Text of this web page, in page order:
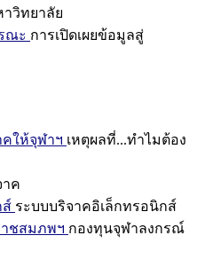
วิทยาลัย
ณะ การเปิดเผยข้อมูลสู่
คให้จุฬาฯ เหตุผลที่...ทำไมต้อง
าค
ส์ ระบบบริจาคอิเล็กทรอนิกส์
ชสมภพฯ กองทุนจุฬาลงกรณ์